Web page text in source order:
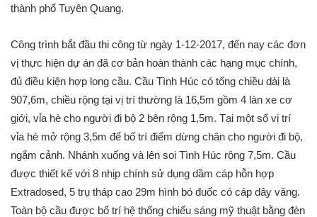
thành phố Tuyên Quang.
Công trình bắt đầu thi công từ ngày 1-12-2017, đến nay các đơn
vị thực hiện dự án đã cơ bản hoàn thành các hạng mục chính,
đủ điều kiện hợp long cầu. Cầu Tình Húc có tổng chiều dài là
907,6m, chiều rộng tại vị trí thường là 16,5m gồm 4 làn xe cơ
giới, vỉa hè cho người đi bộ 2 bên rộng 1,5m. Tại một số vị trí
vỉa hè mở rộng 3,5m để bố trí điểm dừng chân cho người đi bộ,
ngắm cảnh. Nhánh xuống và lên soi Tình Húc rộng 7,5m. Cầu
được thiết kế với 8 nhịp chính sử dụng dầm cáp hỗn hợp
Extradosed, 5 trụ tháp cao 29m hình bó đuốc có cáp dây văng.
Toàn bộ cầu được bố trí hệ thống chiếu sáng mỹ thuật bằng đèn